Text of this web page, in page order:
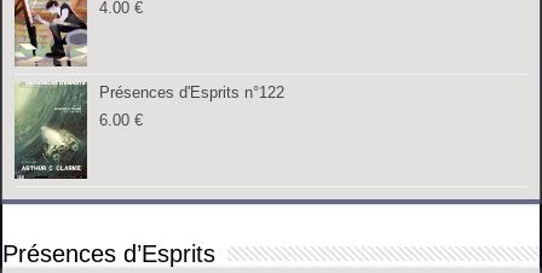
4.00€
Présences d'Esprits n°122
6.00€
Présences d’Esprits